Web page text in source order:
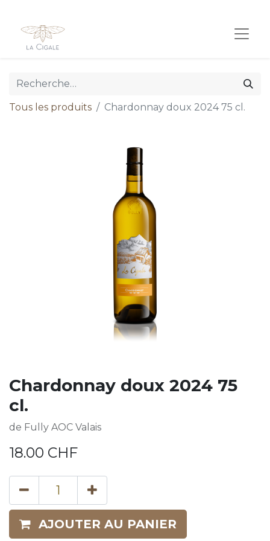
Tous les produits Chardonnay doux 2024 75 cl.
Chardonnay doux 2024 75
cl.
de Fully AOC Valais
18.00 CHF
AJOUTER AU PANIER